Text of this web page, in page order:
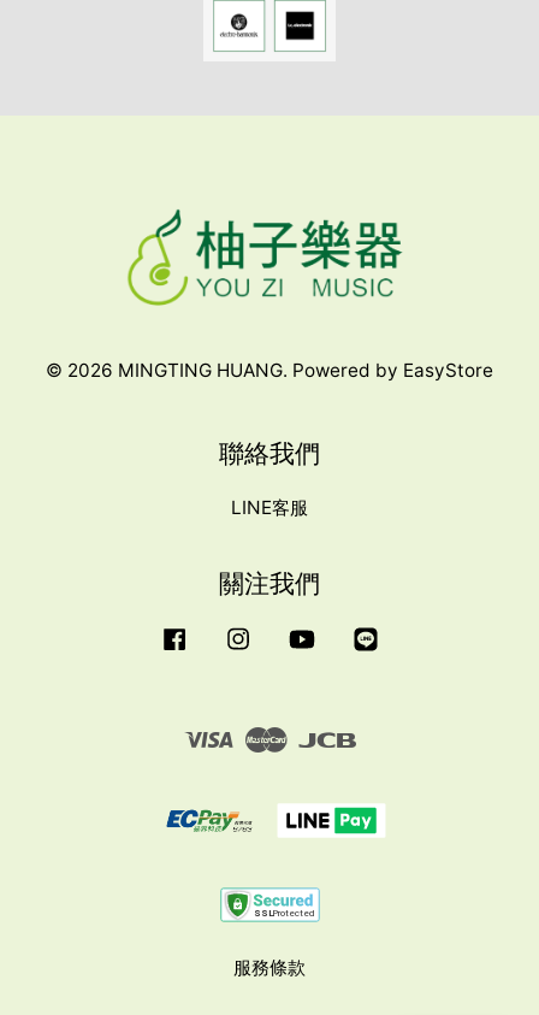
© 2026 MINGTING HUANG. Powered by EasyStore
聯絡我們
LINE客服
關注我們
FacebookInstagramYouTube
Visa Master JCB
服務條款